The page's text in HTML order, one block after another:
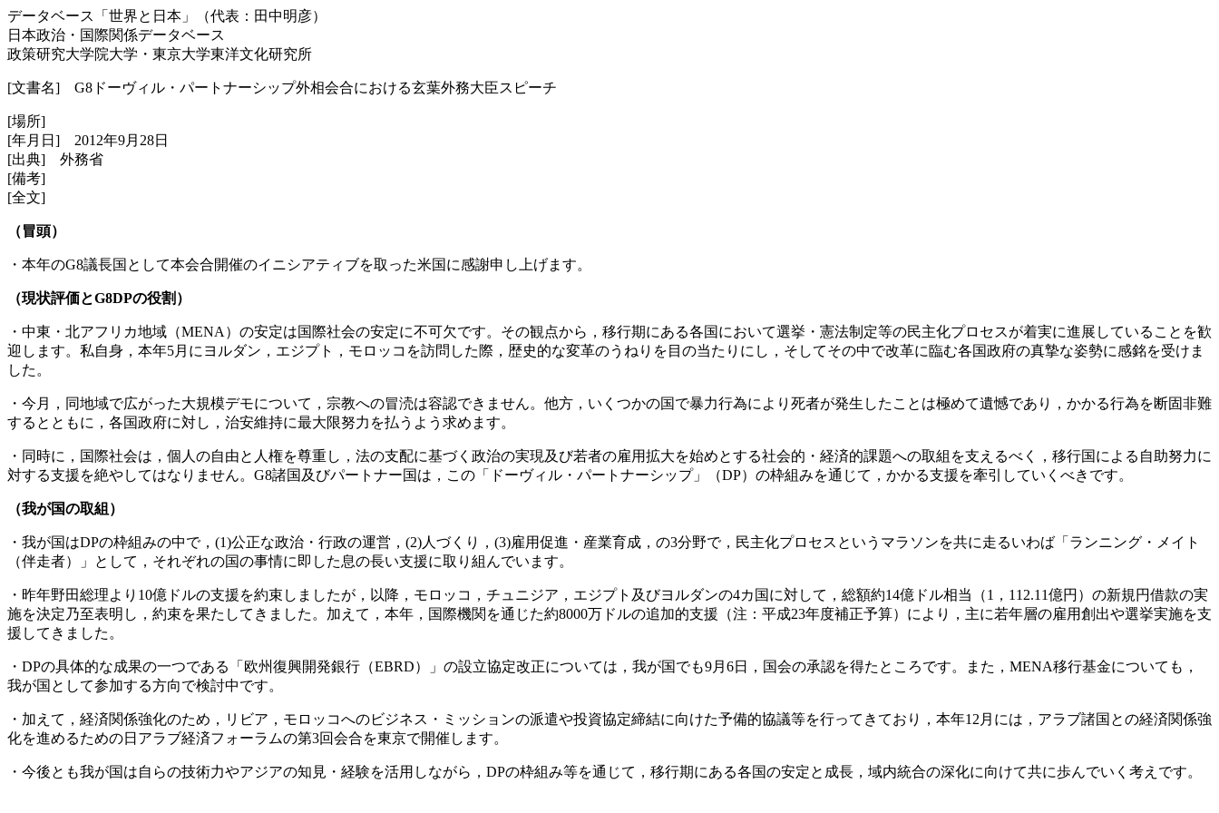
データベース「世界と日本」（代表：田中明彦）
日本政治・国際関係データベース
政策研究大学院大学・東京大学東洋文化研究所
[文書名] G8ドーヴィル・パートナーシップ外相会合における玄葉外務大臣スピーチ
[場所]
[年月日] 2012年9月28日
[出典] 外務省
[備考]
[全文]
（冒頭）
・本年のG8議長国として本会合開催のイニシアティブを取った米国に感謝申し上げます。
（現状評価とG8DPの役割）
・中東・北アフリカ地域（MENA）の安定は国際社会の安定に不可欠です。その観点から，移行期にある各国において選挙・憲法制定等の民主化プロセスが着実に進展していることを歓
迎します。私自身，本年5月にヨルダン，エジプト，モロッコを訪問した際，歴史的な変革のうねりを目の当たりにし，そしてその中で改革に臨む各国政府の真摯な姿勢に感銘を受けま
した。
・今月，同地域で広がった大規模デモについて，宗教への冒涜は容認できません。他方，いくつかの国で暴力行為により死者が発生したことは極めて遺憾であり，かかる行為を断固非難
するとともに，各国政府に対し，治安維持に最大限努力を払うよう求めます。
・同時に，国際社会は，個人の自由と人権を尊重し，法の支配に基づく政治の実現及び若者の雇用拡大を始めとする社会的・経済的課題への取組を支えるべく，移行国による自助努力に
対する支援を絶やしてはなりません。G8諸国及びパートナー国は，この「ドーヴィル・パートナーシップ」（DP）の枠組みを通じて，かかる支援を牽引していくべきです。
（我が国の取組）
・我が国はDPの枠組みの中で，(1)公正な政治・行政の運営，(2)人づくり，(3)雇用促進・産業育成，の3分野で，民主化プロセスというマラソンを共に走るいわば「ランニング・メイト
（伴走者）」として，それぞれの国の事情に即した息の長い支援に取り組んでいます。
・昨年野田総理より10億ドルの支援を約束しましたが，以降，モロッコ，チュニジア，エジプト及びヨルダンの4カ国に対して，総額約14億ドル相当（1，112.11億円）の新規円借款の実
施を決定乃至表明し，約束を果たしてきました。加えて，本年，国際機関を通じた約8000万ドルの追加的支援（注：平成23年度補正予算）により，主に若年層の雇用創出や選挙実施を支
援してきました。
・DPの具体的な成果の一つである「欧州復興開発銀行（EBRD）」の設立協定改正については，我が国でも9月6日，国会の承認を得たところです。また，MENA移行基金についても，
我が国として参加する方向で検討中です。
・加えて，経済関係強化のため，リビア，モロッコへのビジネス・ミッションの派遣や投資協定締結に向けた予備的協議等を行ってきており，本年12月には，アラブ諸国との経済関係強
化を進めるための日アラブ経済フォーラムの第3回会合を東京で開催します。
・今後とも我が国は自らの技術力やアジアの知見・経験を活用しながら，DPの枠組み等を通じて，移行期にある各国の安定と成長，域内統合の深化に向けて共に歩んでいく考えです。